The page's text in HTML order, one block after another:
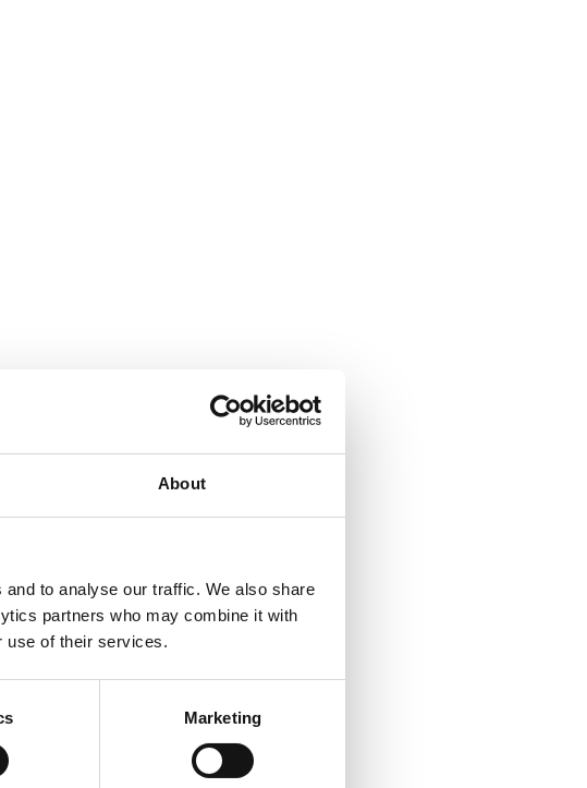
About
to analyse our traffic. We also share
partners who may combine it with
use of their services.
Marketing